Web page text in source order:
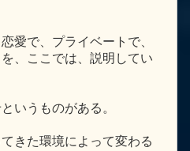
愛で、プライベートで、
、ここでは、説明してい
いうものがある。
きた環境によって変わる